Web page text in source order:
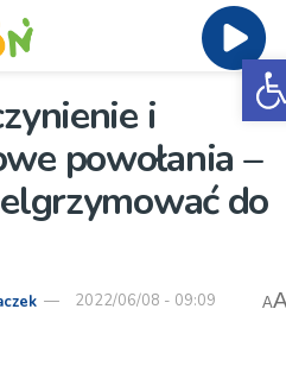
i
powołania –
do
2022/06/08 - 09:09 A